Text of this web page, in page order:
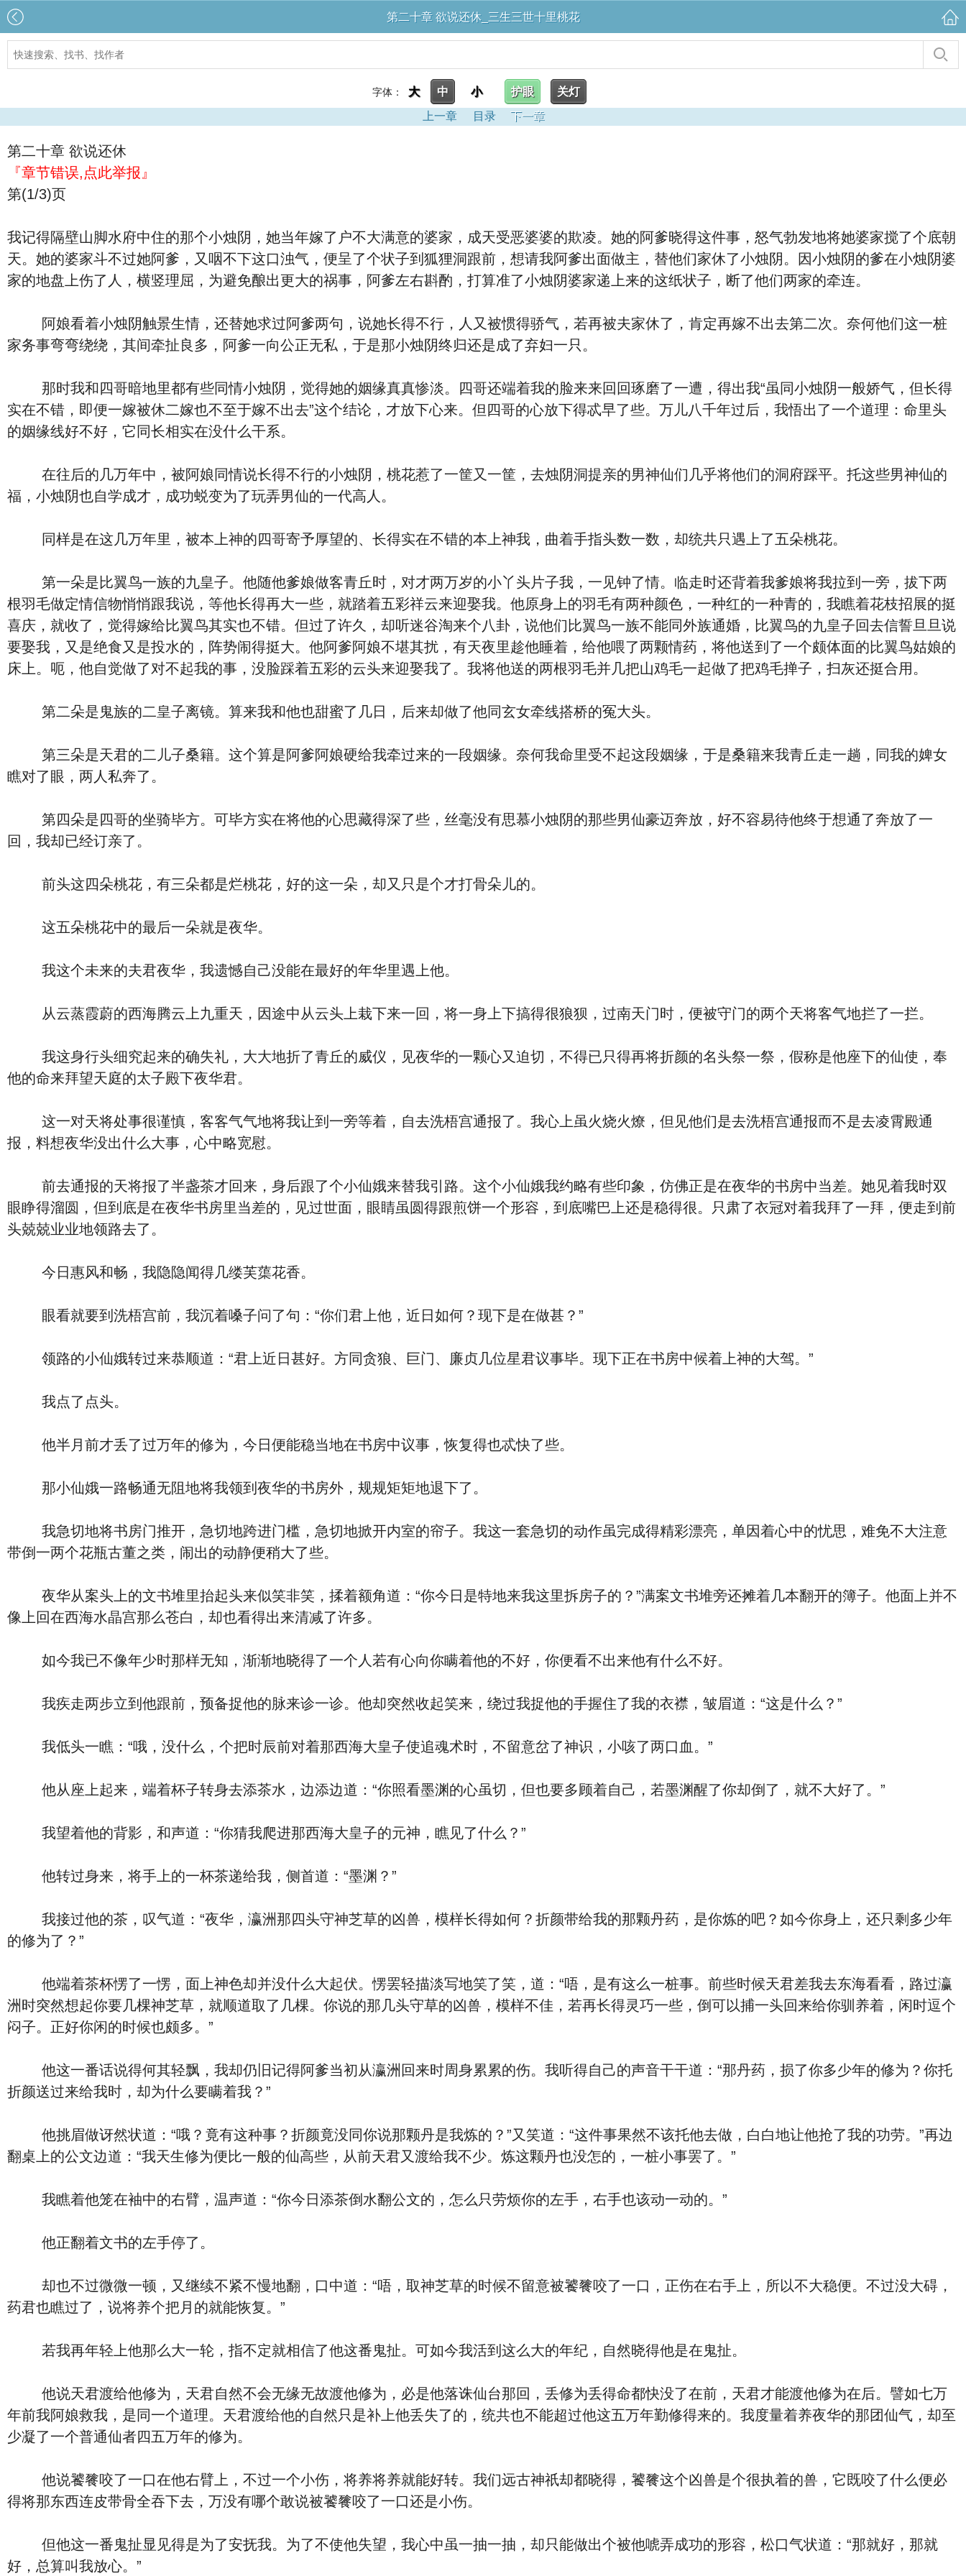
第二十章 欲说还休_三生三世十里桃花
字体： 大 中 小 护眼
关灯
上一章
目录 下一章
第二十章 欲说还休
『章节错误,点此举报』
第(1/3)页
我记得隔壁山脚水府中住的那个小烛阴，她当年嫁了户不大满意的婆家，成天受恶婆婆的欺凌。她的阿爹晓得这件事，怒气勃发地将她婆家搅了个底朝
天。她的婆家斗不过她阿爹，又咽不下这口浊气，便呈了个状子到狐狸洞跟前，想请我阿爹出面做主，替他们家休了小烛阴。因小烛阴的爹在小烛阴婆
家的地盘上伤了人，横竖理屈，为避免酿出更大的祸事，阿爹左右斟酌，打算准了小烛阴婆家递上来的这纸状子，断了他们两家的牵连。
阿娘看着小烛阴触景生情，还替她求过阿爹两句，说她长得不行，人又被惯得骄气，若再被夫家休了，肯定再嫁不出去第二次。奈何他们这一桩
家务事弯弯绕绕，其间牵扯良多，阿爹一向公正无私，于是那小烛阴终归还是成了弃妇一只。
那时我和四哥暗地里都有些同情小烛阴，觉得她的姻缘真真惨淡。四哥还端着我的脸来来回回琢磨了一遭，得出我“虽同小烛阴一般娇气，但长得
实在不错，即便一嫁被休二嫁也不至于嫁不出去”这个结论，才放下心来。但四哥的心放下得忒早了些。万儿八千年过后，我悟出了一个道理：命里头
的姻缘线好不好，它同长相实在没什么干系。
在往后的几万年中，被阿娘同情说长得不行的小烛阴，桃花惹了一筐又一筐，去烛阴洞提亲的男神仙们几乎将他们的洞府踩平。托这些男神仙的
福，小烛阴也自学成才，成功蜕变为了玩弄男仙的一代高人。
同样是在这几万年里，被本上神的四哥寄予厚望的、长得实在不错的本上神我，曲着手指头数一数，却统共只遇上了五朵桃花。
第一朵是比翼鸟一族的九皇子。他随他爹娘做客青丘时，对才两万岁的小丫头片子我，一见钟了情。临走时还背着我爹娘将我拉到一旁，拔下两
根羽毛做定情信物悄悄跟我说，等他长得再大一些，就踏着五彩祥云来迎娶我。他原身上的羽毛有两种颜色，一种红的一种青的，我瞧着花枝招展的挺
喜庆，就收了，觉得嫁给比翼鸟其实也不错。但过了许久，却听迷谷淘来个八卦，说他们比翼鸟一族不能同外族通婚，比翼鸟的九皇子回去信誓旦旦说
要娶我，又是绝食又是投水的，阵势闹得挺大。他阿爹阿娘不堪其扰，有天夜里趁他睡着，给他喂了两颗情药，将他送到了一个颇体面的比翼鸟姑娘的
床上。呃，他自觉做了对不起我的事，没脸踩着五彩的云头来迎娶我了。我将他送的两根羽毛并几把山鸡毛一起做了把鸡毛掸子，扫灰还挺合用。
第二朵是鬼族的二皇子离镜。算来我和他也甜蜜了几日，后来却做了他同玄女牵线搭桥的冤大头。
第三朵是天君的二儿子桑籍。这个算是阿爹阿娘硬给我牵过来的一段姻缘。奈何我命里受不起这段姻缘，于是桑籍来我青丘走一趟，同我的婢女
瞧对了眼，两人私奔了。
第四朵是四哥的坐骑毕方。可毕方实在将他的心思藏得深了些，丝毫没有思慕小烛阴的那些男仙豪迈奔放，好不容易待他终于想通了奔放了一
回，我却已经订亲了。
前头这四朵桃花，有三朵都是烂桃花，好的这一朵，却又只是个才打骨朵儿的。
这五朵桃花中的最后一朵就是夜华。
我这个未来的夫君夜华，我遗憾自己没能在最好的年华里遇上他。
从云蒸霞蔚的西海腾云上九重天，因途中从云头上栽下来一回，将一身上下搞得很狼狈，过南天门时，便被守门的两个天将客气地拦了一拦。
我这身行头细究起来的确失礼，大大地折了青丘的威仪，见夜华的一颗心又迫切，不得已只得再将折颜的名头祭一祭，假称是他座下的仙使，奉
他的命来拜望天庭的太子殿下夜华君。
这一对天将处事很谨慎，客客气气地将我让到一旁等着，自去洗梧宫通报了。我心上虽火烧火燎，但见他们是去洗梧宫通报而不是去凌霄殿通
报，料想夜华没出什么大事，心中略宽慰。
前去通报的天将报了半盏茶才回来，身后跟了个小仙娥来替我引路。这个小仙娥我约略有些印象，仿佛正是在夜华的书房中当差。她见着我时双
眼睁得溜圆，但到底是在夜华书房里当差的，见过世面，眼睛虽圆得跟煎饼一个形容，到底嘴巴上还是稳得很。只肃了衣冠对着我拜了一拜，便走到前
头兢兢业业地领路去了。
今日惠风和畅，我隐隐闻得几缕芙蕖花香。
眼看就要到洗梧宫前，我沉着嗓子问了句：“你们君上他，近日如何？现下是在做甚？”
领路的小仙娥转过来恭顺道：“君上近日甚好。方同贪狼、巨门、廉贞几位星君议事毕。现下正在书房中候着上神的大驾。”
我点了点头。
他半月前才丢了过万年的修为，今日便能稳当地在书房中议事，恢复得也忒快了些。
那小仙娥一路畅通无阻地将我领到夜华的书房外，规规矩矩地退下了。
我急切地将书房门推开，急切地跨进门槛，急切地掀开内室的帘子。我这一套急切的动作虽完成得精彩漂亮，单因着心中的忧思，难免不大注意
带倒一两个花瓶古董之类，闹出的动静便稍大了些。
夜华从案头上的文书堆里抬起头来似笑非笑，揉着额角道：“你今日是特地来我这里拆房子的？”满案文书堆旁还摊着几本翻开的簿子。他面上并不
像上回在西海水晶宫那么苍白，却也看得出来清减了许多。
如今我已不像年少时那样无知，渐渐地晓得了一个人若有心向你瞒着他的不好，你便看不出来他有什么不好。
我疾走两步立到他跟前，预备捉他的脉来诊一诊。他却突然收起笑来，绕过我捉他的手握住了我的衣襟，皱眉道：“这是什么？”
我低头一瞧：“哦，没什么，个把时辰前对着那西海大皇子使追魂术时，不留意岔了神识，小咳了两口血。”
他从座上起来，端着杯子转身去添茶水，边添边道：“你照看墨渊的心虽切，但也要多顾着自己，若墨渊醒了你却倒了，就不大好了。”
我望着他的背影，和声道：“你猜我爬进那西海大皇子的元神，瞧见了什么？”
他转过身来，将手上的一杯茶递给我，侧首道：“墨渊？”
我接过他的茶，叹气道：“夜华，瀛洲那四头守神芝草的凶兽，模样长得如何？折颜带给我的那颗丹药，是你炼的吧？如今你身上，还只剩多少年
的修为了？”
他端着茶杯愣了一愣，面上神色却并没什么大起伏。愣罢轻描淡写地笑了笑，道：“唔，是有这么一桩事。前些时候天君差我去东海看看，路过瀛
洲时突然想起你要几棵神芝草，就顺道取了几棵。你说的那几头守草的凶兽，模样不佳，若再长得灵巧一些，倒可以捕一头回来给你驯养着，闲时逗个
闷子。正好你闲的时候也颇多。”
他这一番话说得何其轻飘，我却仍旧记得阿爹当初从瀛洲回来时周身累累的伤。我听得自己的声音干干道：“那丹药，损了你多少年的修为？你托
折颜送过来给我时，却为什么要瞒着我？”
他挑眉做讶然状道：“哦？竟有这种事？折颜竟没同你说那颗丹是我炼的？”又笑道：“这件事果然不该托他去做，白白地让他抢了我的功劳。”再边
翻桌上的公文边道：“我天生修为便比一般的仙高些，从前天君又渡给我不少。炼这颗丹也没怎的，一桩小事罢了。”
我瞧着他笼在袖中的右臂，温声道：“你今日添茶倒水翻公文的，怎么只劳烦你的左手，右手也该动一动的。”
他正翻着文书的左手停了。
却也不过微微一顿，又继续不紧不慢地翻，口中道：“唔，取神芝草的时候不留意被饕餮咬了一口，正伤在右手上，所以不大稳便。不过没大碍，
药君也瞧过了，说将养个把月的就能恢复。”
若我再年轻上他那么大一轮，指不定就相信了他这番鬼扯。可如今我活到这么大的年纪，自然晓得他是在鬼扯。
他说天君渡给他修为，天君自然不会无缘无故渡他修为，必是他落诛仙台那回，丢修为丢得命都快没了在前，天君才能渡他修为在后。譬如七万
年前我阿娘救我，是同一个道理。天君渡给他的自然只是补上他丢失了的，统共也不能超过他这五万年勤修得来的。我度量着养夜华的那团仙气，却至
少凝了一个普通仙者四五万年的修为。
他说饕餮咬了一口在他右臂上，不过一个小伤，将养将养就能好转。我们远古神祇却都晓得，饕餮这个凶兽是个很执着的兽，它既咬了什么便必
得将那东西连皮带骨全吞下去，万没有哪个敢说被饕餮咬了一口还是小伤。
但他这一番鬼扯显见得是为了安抚我。为了不使他失望，我心中虽一抽一抽，却只能做出个被他唬弄成功的形容，松口气状道：“那就好，那就
好，总算叫我放心。”